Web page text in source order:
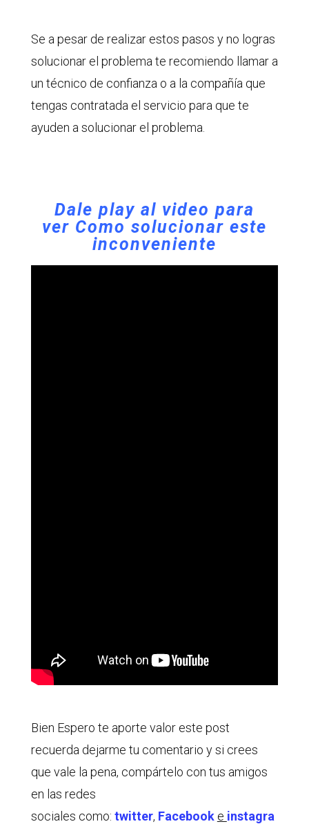
Se a pesar de realizar estos pasos y no logras
solucionar el problema te recomiendo llamar a
un técnico de confianza o a la compañía que
tengas contratada el servicio para que te
ayuden a solucionar el problema.
Dale play al video para
ver Como solucionar este
inconveniente
Bien Espero te aporte valor este post
recuerda dejarme tu comentario y si crees
que vale la pena, compártelo con tus amigos
en las redes
sociales como: twitter, Facebook e instagra